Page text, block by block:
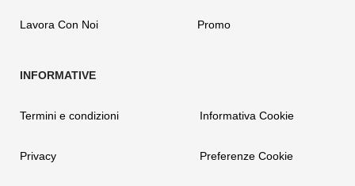
Lavora Con Noi Promo
Termini e condizioni
Privacy
Informativa Cookie
Preferenze Cookie